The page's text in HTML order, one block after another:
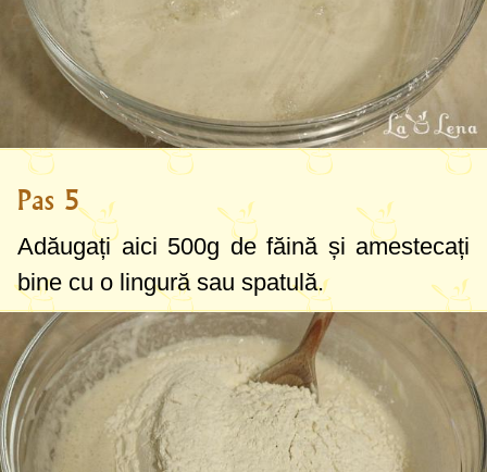
Pas 5
Adăugați aici 500g de făină și amestecați
bine cu o lingură sau spatulă.